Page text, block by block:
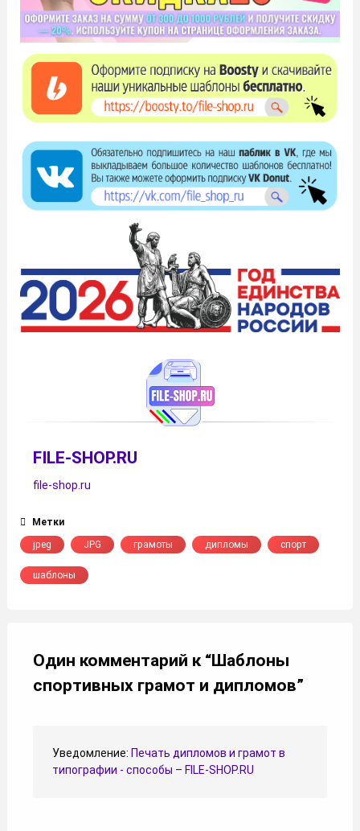
FILE-SHOP.RU
file-shop.ru
Метки
jpeg
JPG грамоты дипломы спорт
шаблоны
Один комментарий к “Шаблоны
спортивных грамот и дипломов”
Уведомление: Печать дипломов и грамот в
типографии - способы – FILE-SHOP.RU